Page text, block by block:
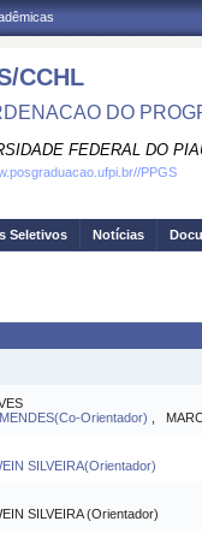
CCHL
DO
FEDERAL DO
PPGS
Seletivos Notícias
Orientador) ,
SILVEIRA(Orientador)
SILVEIRA (Orientador)